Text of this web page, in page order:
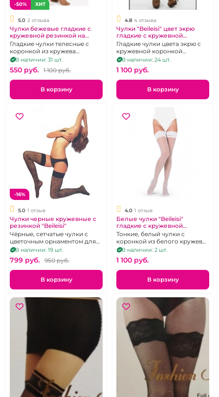
-50% ХИТ
5.0 2 отзыва
Чулки бежевые гладкие с
кружевной резинкой на
силиконе "Beileisi"
Гладкие чулки телесные с
коронкой из кружева
усиленного двумя полосами
силикона, р. 2-3
В наличии: 31 шт.
550 pуб. 1 100 pуб.
В корзину
4.8 4 отзыва
Чулки "Beileisi" цвет экрю
гладкие с кружевной
резинкой
Гладкие чулки цвета экрю с
кружевной коронкой
усиленной двумя полосками
силикона. Размер 1-3
В наличии: 24 шт.
1 100 pуб.
В корзину
-16%
5.0 1 отзыв
Чулки черные кружевные с
резинкой "Beileisi"
Чёрные, сетчатые чулки с
цветочным орнаментом для
ношения с поясом, р 3-4
В наличии: 19 шт.
799 pуб. 950 pуб.
В корзину
4.0 1 отзыв
Белые чулки "Beileisi"
гладкие с кружевной
резинкой на силиконе р 2-3
Тонкие, белый чулки с
коронкой из белого кружева
усиленного силиконом.
Размер 2-3
В наличии: 2 шт.
1 100 pуб.
В корзину